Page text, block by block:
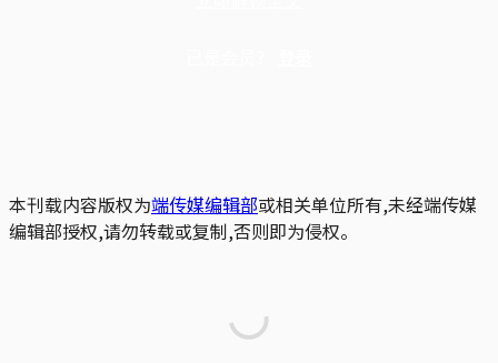
本刊载内容版权为端传媒编辑部或相关单位所有,未经端传媒
编辑部授权,请勿转载或复制,否则即为侵权。